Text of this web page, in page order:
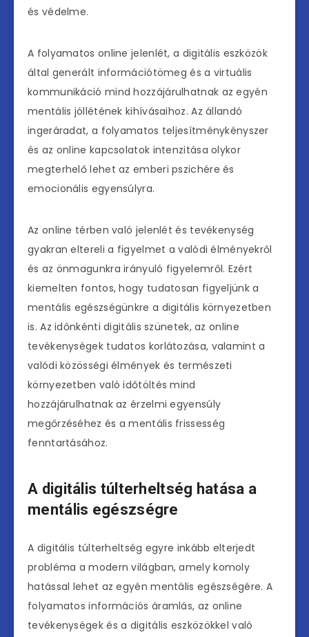
és védelme.
A folyamatos online jelenlét, a digitális eszközök
által generált információtömeg és a virtuális
kommunikáció mind hozzájárulhatnak az egyén
mentális jóllétének kihívásaihoz. Az állandó
ingeráradat, a folyamatos teljesítménykényszer
és az online kapcsolatok intenzitása olykor
megterhelő lehet az emberi pszichére és
emocionális egyensúlyra.
Az online térben való jelenlét és tevékenység
gyakran eltereli a figyelmet a valódi élményekről
és az önmagunkra irányuló figyelemről. Ezért
kiemelten fontos, hogy tudatosan figyeljünk a
mentális egészségünkre a digitális környezetben
is. Az időnkénti digitális szünetek, az online
tevékenységek tudatos korlátozása, valamint a
valódi közösségi élmények és természeti
környezetben való időtöltés mind
hozzájárulhatnak az érzelmi egyensúly
megőrzéséhez és a mentális frissesség
fenntartásához.
A digitális túlterheltség hatása a
mentális egészségre
A digitális túlterheltség egyre inkább elterjedt
probléma a modern világban, amely komoly
hatással lehet az egyén mentális egészségére. A
folyamatos információs áramlás, az online
tevékenységek és a digitális eszközökkel való